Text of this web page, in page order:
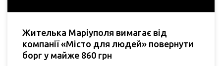
Жителька Маріуполя вимагає від
компанії «Місто для людей» повернути
борг у майже 860 грн